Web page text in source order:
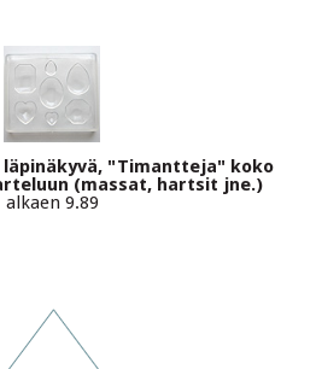
"Timantteja" koko
(massat, hartsit jne.)
alkaen 9.89